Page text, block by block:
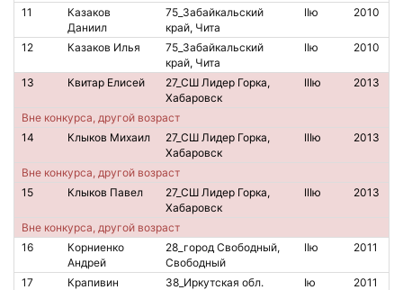
11
Казаков
Даниил
75_Забайкальский
край, Чита
IIю 2010
12 Казаков Илья
75_Забайкальский
край, Чита
IIю 2010
13 Квитар Елисей
27_СШ Лидер Горка,
Хабаровск
IIIю 2013
Вне конкурса, другой возраст
14
Клыков Михаил
27_СШ Лидер Горка,
Хабаровск
IIIю 2013
Вне конкурса, другой возраст
15
Клыков Павел
27_СШ Лидер Горка,
Хабаровск
IIIю 2013
Вне конкурса, другой возраст
16
Корниенко
Андрей
28_город Свободный,
Свободный
IIю 2011
17
Крапивин
38_Иркутская обл. Iю 2011